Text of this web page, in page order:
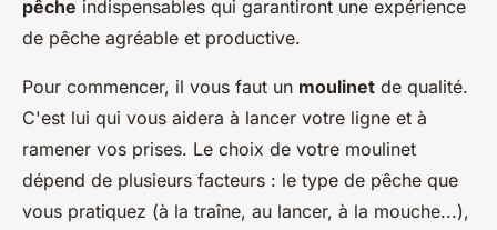
pêche indispensables qui garantiront une expérience
de pêche agréable et productive.
Pour commencer, il vous faut un moulinet de qualité.
C'est lui qui vous aidera à lancer votre ligne et à
ramener vos prises. Le choix de votre moulinet
dépend de plusieurs facteurs : le type de pêche que
vous pratiquez (à la traîne, au lancer, à la mouche...),